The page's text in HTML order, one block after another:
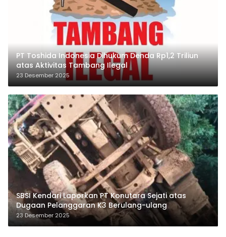
PT Toshida Indonesia Dihukum Denda Rp1,2 Triliun
atas Aktivitas Tambang Ilegal
23 Desember 2025
SBSI Kendari Laporkan PT Konutara Sejati atas
Dugaan Pelanggaran K3 Berulang-ulang
23 Desember 2025